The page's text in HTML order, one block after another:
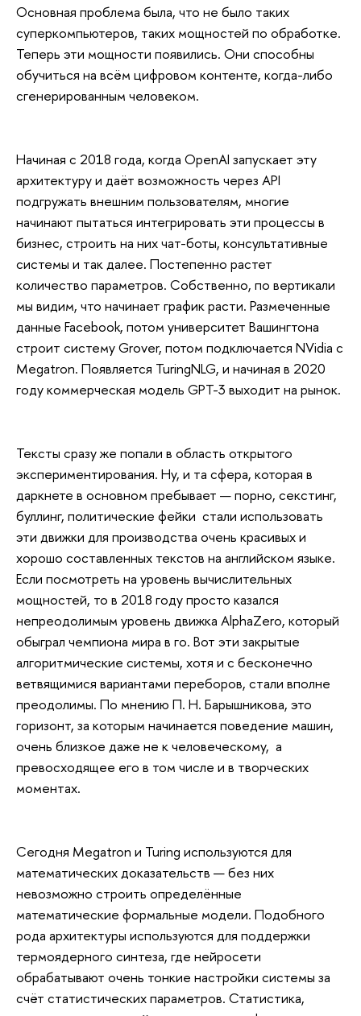
Основная проблема была, что не было таких
суперкомпьютеров, таких мощностей по обработке.
Теперь эти мощности появились. Они способны
обучиться на всём цифровом контенте, когда-либо
сгенерированным человеком.
Начиная с 2018 года, когда OpenAI запускает эту
архитектуру и даёт возможность через API
подгружать внешним пользователям, многие
начинают пытаться интегрировать эти процессы в
бизнес, строить на них чат-боты, консультативные
системы и так далее. Постепенно растет
количество параметров. Собственно, по вертикали
мы видим, что начинает график расти. Размеченные
данные Facebook, потом университет Вашингтона
строит систему Grover, потом подключается NVidia с
Megatron. Появляется TuringNLG, и начиная в 2020
году коммерческая модель GPT-3 выходит на рынок.
Тексты сразу же попали в область открытого
экспериментирования. Ну, и та сфера, которая в
даркнете в основном пребывает — порно, секстинг,
буллинг, политические фейки стали использовать
эти движки для производства очень красивых и
хорошо составленных текстов на английском языке.
Если посмотреть на уровень вычислительных
мощностей, то в 2018 году просто казался
непреодолимым уровень движка AlphaZero, который
обыграл чемпиона мира в го. Вот эти закрытые
алгоритмические системы, хотя и с бесконечно
ветвящимися вариантами переборов, стали вполне
преодолимы. По мнению П. Н. Барышникова, это
горизонт, за которым начинается поведение машин,
очень близкое даже не к человеческому, а
превосходящее его в том числе и в творческих
моментах.
Сегодня Megatron и Turing используются для
математических доказательств — без них
невозможно строить определённые
математические формальные модели. Подобного
рода архитектуры используются для поддержки
термоядерного синтеза, где нейросети
обрабатывают очень тонкие настройки системы за
счёт статистических параметров. Статистика,